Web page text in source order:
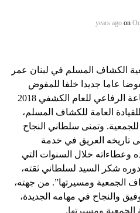
on
الكشاف المسلم في لبنان عمر
عاما جديدا خلفا للمفوض
العام السابق القائد علي الشماعة الرفاعي للعام الكشفي 2018
للقيادة العامة للكشاف المسلم،
للجمعية. وتمنى سلطاني النجاح
تاريخه العريق في خدمة
وعطاءاته خلال السنوات التي
شكر السيد لسلطاني ثقته،
الجمعية ومسيرتها”. من جهته،
والنجاح في مهامه الجديدة،
ومسيرتها.